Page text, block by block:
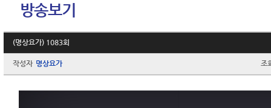
방송보기
(명상요가) 1083회
작성자 명상요가 조